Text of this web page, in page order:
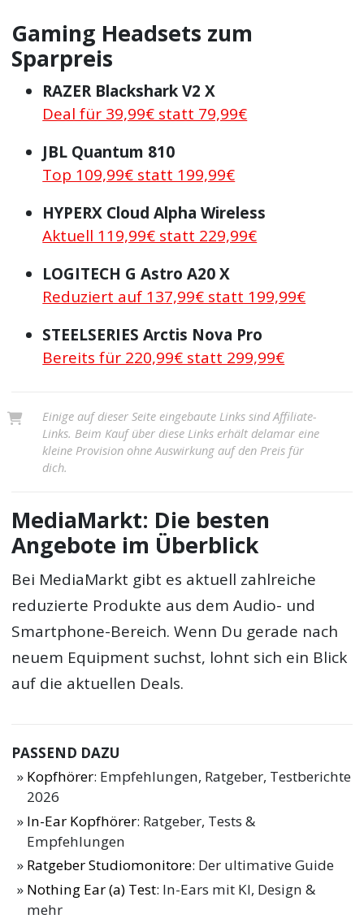
Gaming Headsets zum
Sparpreis
RAZER Blackshark V2 X
Deal für 39,99€ statt 79,99€
JBL Quantum 810
Top 109,99€ statt 199,99€
HYPERX Cloud Alpha Wireless
Aktuell 119,99€ statt 229,99€
LOGITECH G Astro A20 X
Reduziert auf 137,99€ statt 199,99€
STEELSERIES Arctis Nova Pro
Bereits für 220,99€ statt 299,99€
Einige auf dieser Seite eingebaute Links sind Affiliate-
Links. Beim Kauf über diese Links erhält delamar eine
kleine Provision ohne Auswirkung auf den Preis für
dich.
MediaMarkt: Die besten
Angebote im Überblick
Bei MediaMarkt gibt es aktuell zahlreiche
reduzierte Produkte aus dem Audio- und
Smartphone-Bereich. Wenn Du gerade nach
neuem Equipment suchst, lohnt sich ein Blick
auf die aktuellen Deals.
PASSEND DAZU
Kopfhörer: Empfehlungen, Ratgeber, Testberichte
2026
In-Ear Kopfhörer: Ratgeber, Tests &
Empfehlungen
Ratgeber Studiomonitore: Der ultimative Guide
Nothing Ear (a) Test: In-Ears mit KI, Design &
mehr